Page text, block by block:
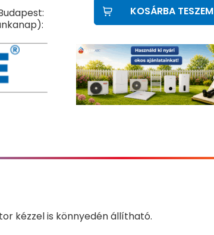
KOSÁRBA TESZEM
kézzel is könnyedén állítható.